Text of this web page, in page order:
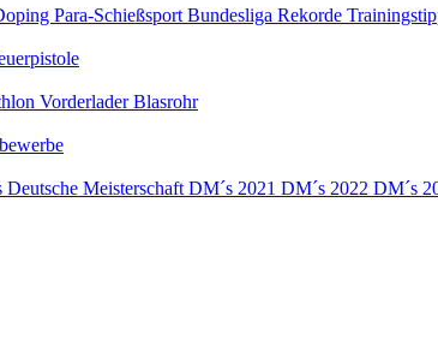
Para-Schießsport Bundesliga Rekorde
VorderladerBlasrohr
Deutsche Meisterschaft DM´s 2021 DM´s 2022 DM´s